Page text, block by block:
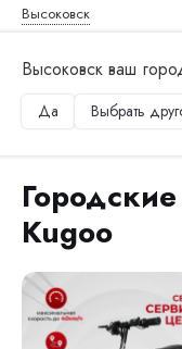
Высоковск
Высоковск ваш
Да Выбрать
Главная
Kugoo